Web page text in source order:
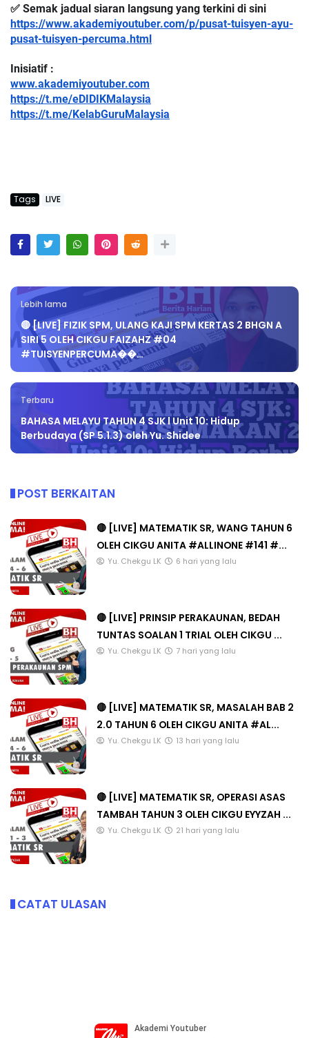
✅ Semak jadual siaran langsung yang terkini di sini
https://www.akademiyoutuber.com/p/pusat-tuisyen-ayu-
pusat-tuisyen-percuma.html
Inisiatif :
www.akademiyoutuber.com
https://t.me/eDIDIKMalaysia
https://t.me/KelabGuruMalaysia
Tags LIVE
Lebih lama
🔴 [LIVE] FIZIK SPM, ULANG KAJI SPM KERTAS 2 BHGN A
SIRI 5 OLEH CIKGU FAIZAHZ #04
#TUISYENPERCUMA��…
Terbaru
BAHASA MELAYU TAHUN 4 SJK l Unit 10: Hidup
Berbudaya (SP 5.1.3) oleh Yu. Shidee
POST BERKAITAN
🔴 [LIVE] MATEMATIK SR, WANG TAHUN 6
OLEH CIKGU ANITA #ALLINONE #141 #...
Yu. Chekgu LK 6 hari yang lalu
🔴 [LIVE] PRINSIP PERAKAUNAN, BEDAH
TUNTAS SOALAN 1 TRIAL OLEH CIKGU ...
Yu. Chekgu LK 7 hari yang lalu
🔴 [LIVE] MATEMATIK SR, MASALAH BAB 2
2.0 TAHUN 6 OLEH CIKGU ANITA #AL...
Yu. Chekgu LK 13 hari yang lalu
🔴 [LIVE] MATEMATIK SR, OPERASI ASAS
TAMBAH TAHUN 3 OLEH CIKGU EYYZAH ...
Yu. Chekgu LK 21 hari yang lalu
CATAT ULASAN